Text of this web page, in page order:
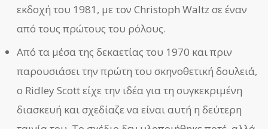
εκδοχή του 1981, με τον Christoph Waltz σε έναν
από τους πρώτους του ρόλους.
Από τα μέσα της δεκαετίας του 1970 και πριν
παρουσιάσει την πρώτη του σκηνοθετική δουλειά,
ο Ridley Scott είχε την ιδέα για τη συγκεκριμένη
διασκευή και σχεδίαζε να είναι αυτή η δεύτερη